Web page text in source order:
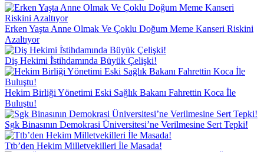
Erken Yaşta Anne Olmak Ve Çoklu Doğum Meme Kanseri Riskini
Azaltıyor
Diş Hekimi İ̇stihdamında Büyük Çelişki!
Hekim Birliği Yönetimi Eski Sağlık Bakanı Fahrettin Koca İle
Buluştu!
Sgk Binasının Demokrasi Üniversitesi’ne Verilmesine Sert Tepki!
Ttb’den Hekim Milletvekilleri İle Masada!